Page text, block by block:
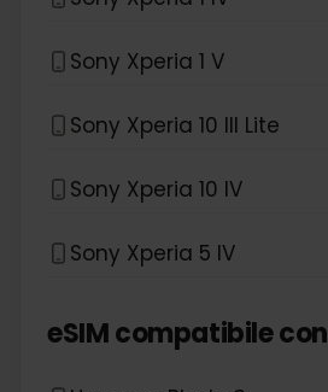
Sony Xperia 1 V
Sony Xperia 10 III Lite
Sony Xperia 10 IV
Sony Xperia 5 IV
eSIM compatibile con